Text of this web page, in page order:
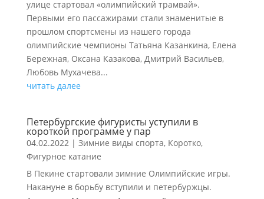
улице стартовал «олимпийский трамвай».
Первыми его пассажирами стали знаменитые в
прошлом спортсмены из нашего города
олимпийские чемпионы Татьяна Казанкина, Елена
Бережная, Оксана Казакова, Дмитрий Васильев,
Любовь Мухачева...
читать далее
Петербургские фигуристы уступили в
короткой программе у пар
04.02.2022| Зимние виды спорта, Коротко,
Фигурное катание
В Пекине стартовали зимние Олимпийские игры.
Накануне в борьбу вступили и петербуржцы.